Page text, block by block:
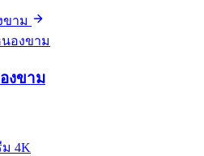
ขาม
องขาม
งขาม
ม 4K